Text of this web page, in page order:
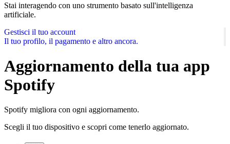
Stai interagendo con uno strumento basato sull'intelligenza
artificiale.
Gestisci il tuo account
Il tuo profilo, il pagamento e altro ancora.
Aggiornamento della tua app
Spotify
Spotify migliora con ogni aggiornamento.
Scegli il tuo dispositivo e scopri come tenerlo aggiornato.